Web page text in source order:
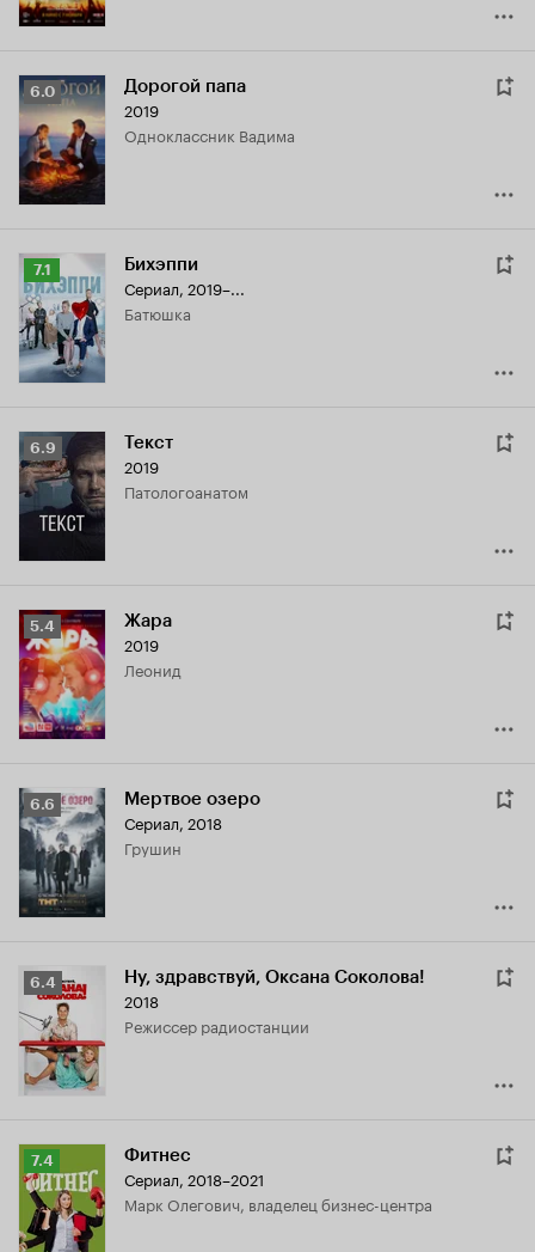
Рейтинг
Кинопоиска
6.0
6.0 Дорогой папа
2019
одноклассник Вадима
Рейтинг
Кинопоиска
7.1
7.1 Бихэппи
Сериал, 2019–...
батюшка
Рейтинг
Кинопоиска
6.9
6.9 Текст
2019
патологоанатом
Рейтинг
Кинопоиска
5.4
5.4 Жара
2019
Леонид
Рейтинг
Кинопоиска
6.6
6.6 Мертвое озеро
Сериал, 2018
Грушин
Рейтинг
Кинопоиска
6.4
6.4 Ну, здравствуй, Оксана Соколова!
2018
режиссер радиостанции
Рейтинг
Кинопоиска
7.4
7.4 Фитнес
Сериал, 2018–2021
Марк Олегович, владелец бизнес-центра